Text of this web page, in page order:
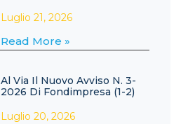
Luglio 21, 2026
Read More »
Al Via Il Nuovo Avviso N. 3-
2026 Di Fondimpresa (1-2)
Luglio 20, 2026